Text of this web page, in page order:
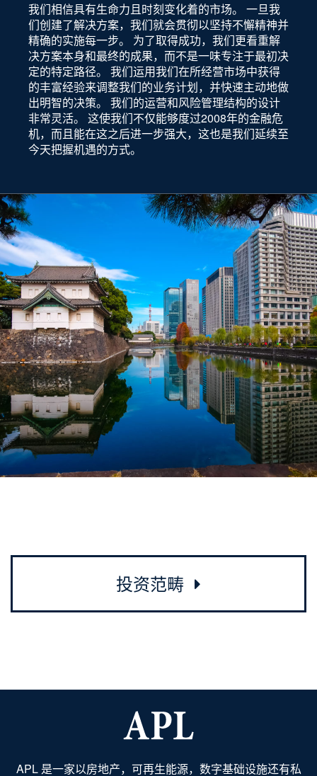
我们相信具有生命力且时刻变化着的市场。 一旦我
们创建了解决方案，我们就会贯彻以坚持不懈精神并
精确的实施每一步。 为了取得成功，我们更看重解
决方案本身和最终的成果，而不是一味专注于最初决
定的特定路径。 我们运用我们在所经营市场中获得
的丰富经验来调整我们的业务计划，并快速主动地做
出明智的决策。 我们的运营和风险管理结构的设计
非常灵活。 这使我们不仅能够度过2008年的金融危
机，而且能在这之后进一步强大，这也是我们延续至
今天把握机遇的方式。
投资范畴
APL 是一家以房地产，可再生能源，数字基础设施还有私